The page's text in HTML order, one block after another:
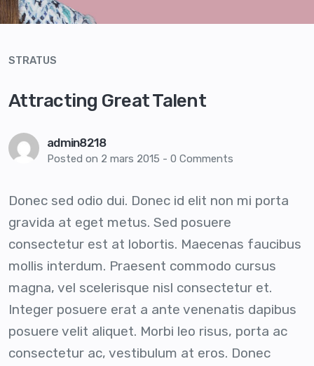
STRATUS
Attracting Great Talent
admin8218
Posted on 2 mars 2015 - 0 Comments
Donec sed odio dui. Donec id elit non mi porta
gravida at eget metus. Sed posuere
consectetur est at lobortis. Maecenas faucibus
mollis interdum. Praesent commodo cursus
magna, vel scelerisque nisl consectetur et.
Integer posuere erat a ante venenatis dapibus
posuere velit aliquet. Morbi leo risus, porta ac
consectetur ac, vestibulum at eros. Donec